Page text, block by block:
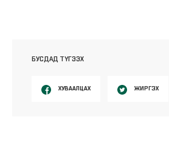
БУСДАД ТҮГЭЭХ
ХУВААЛЦАХ ЖИРГЭХ